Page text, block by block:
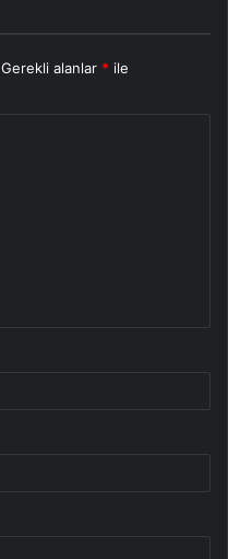
Gerekli alanlar * ile